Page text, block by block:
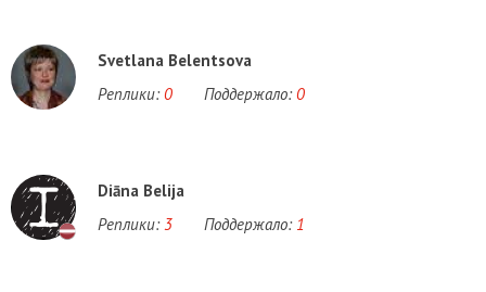
Svetlana Belentsova
Реплики: 0 Поддержало: 0
Diāna Belija
Реплики: 3 Поддержало: 1